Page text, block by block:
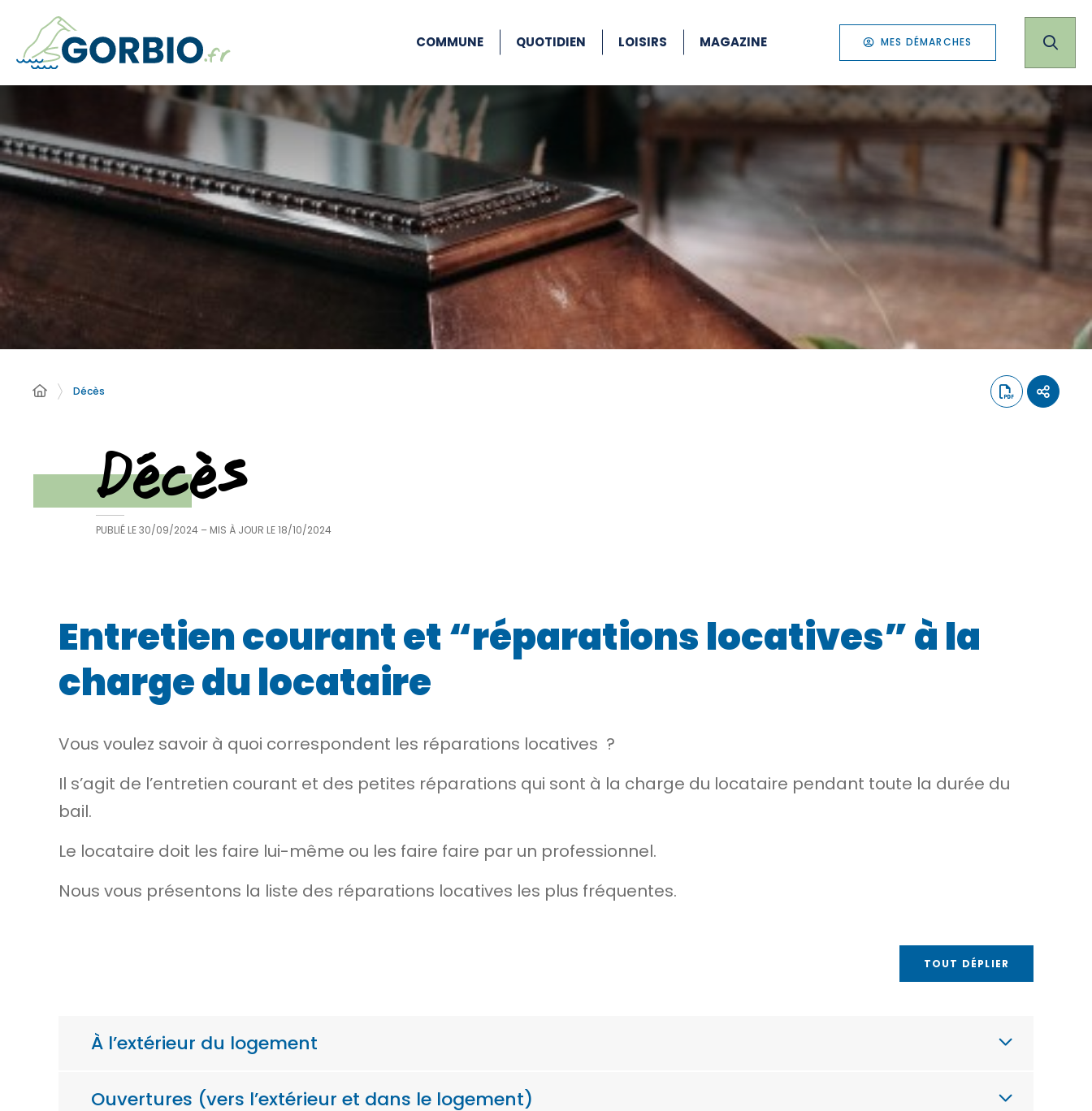
COMMUNE QUOTIDIEN LOISIRS MAGAZINE MES DÉMARCHES
Décès
Décès
PUBLIÉ LE30/09/2024 – MIS À JOUR LE18/10/2024
Entretien courant et “réparations locatives” à la
charge du locataire
Vous voulez savoir à quoi correspondent les réparations locatives ?
Il s’agit de l’entretien courant et des petites réparations qui sont à la charge du locataire pendant toute la durée du
bail.
Le locataire doit les faire lui-même ou les faire faire par un professionnel.
Nous vous présentons la liste des réparations locatives les plus fréquentes.
TOUT DÉPLIER
À l’extérieur du logement
Ouvertures (vers l’extérieur et dans le logement)